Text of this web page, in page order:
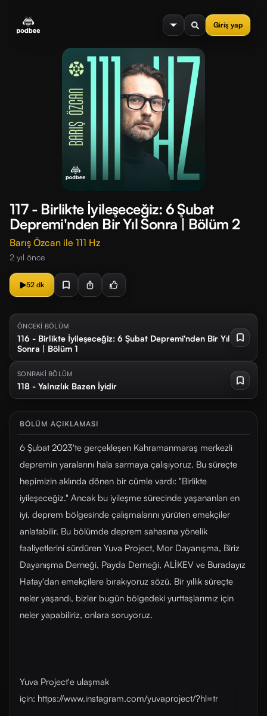
Giriş yap
menu
117 - Birlikte İyileşeceğiz: 6 Şubat
Depremi'nden Bir Yıl Sonra | Bölüm 2
Barış Özcan ile 111 Hz
2 yıl önce
52 dk
ÖNCEKİ BÖLÜM
116 - Birlikte İyileşeceğiz: 6 Şubat Depremi'nden Bir Yıl
Sonra | Bölüm 1
SONRAKİ BÖLÜM
118 - Yalnızlık Bazen İyidir
BÖLÜM AÇIKLAMASI
6 Şubat 2023'te gerçekleşen Kahramanmaraş merkezli
depremin yaralarını hala sarmaya çalışıyoruz. Bu süreçte
hepimizin aklında dönen bir cümle vardı: "Birlikte
iyileşeceğiz." Ancak bu iyileşme sürecinde yaşananları en
iyi, deprem bölgesinde çalışmalarını yürüten emekçiler
anlatabilir. Bu bölümde deprem sahasına yönelik
faaliyetlerini sürdüren Yuva Project, Mor Dayanışma, Biriz
Dayanışma Derneği, Payda Derneği, ALİKEV ve Buradayız
Hatay'dan emekçilere bırakıyoruz sözü. Bir yıllık süreçte
neler yaşandı, bizler bugün bölgedeki yurttaşlarımız için
neler yapabiliriz, onlara soruyoruz.
Yuva Project'e ulaşmak
için: https://www.instagram.com/yuvaproject/?hl=tr